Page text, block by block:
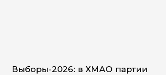
Выборы-2026: в ХМАО партии